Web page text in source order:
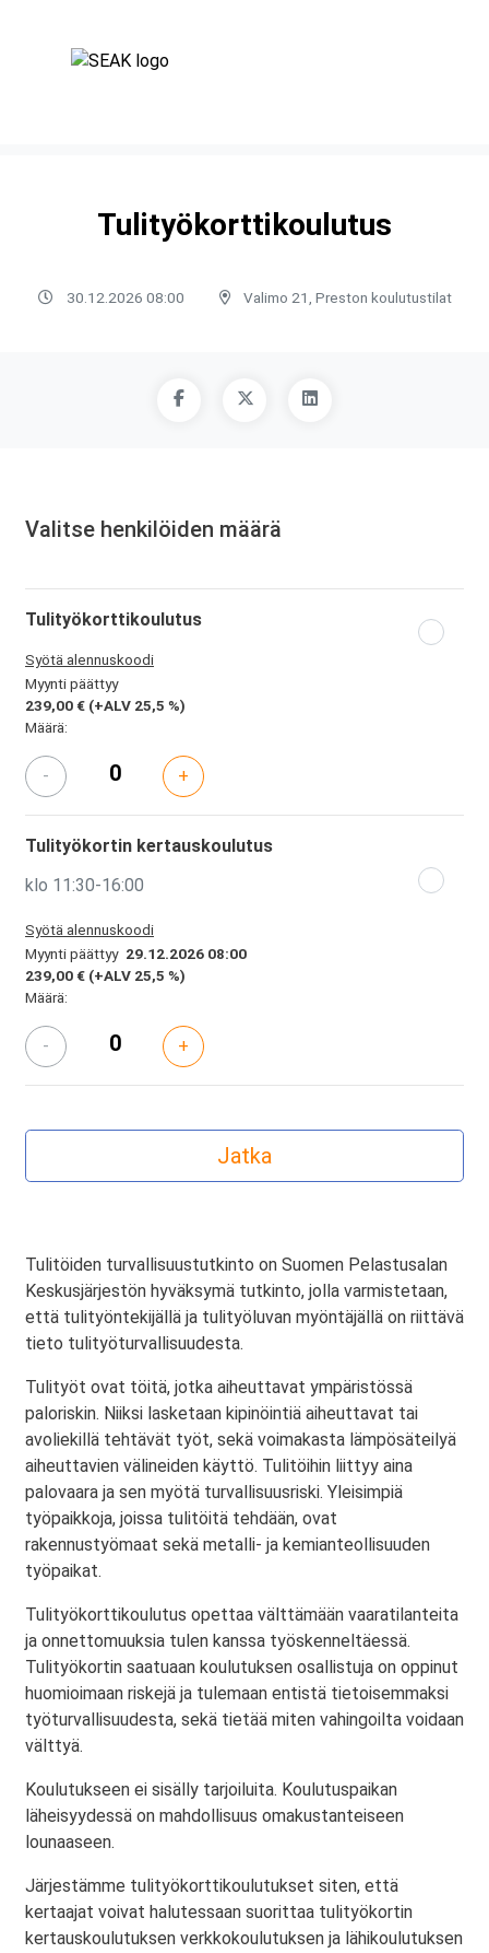
Tulityökorttikoulutus
30.12.2026 08:00 Valimo 21, Preston koulutustilat
Valitse henkilöiden määrä
Tulityökorttikoulutus
Syötä alennuskoodi
Myynti päättyy
239,00 € (+ALV 25,5 %)
Määrä:
- +
Tulityökortin kertauskoulutus
klo 11:30-16:00
Syötä alennuskoodi
Myynti päättyy 29.12.2026 08:00
239,00 € (+ALV 25,5 %)
Määrä:
- +
Tulitöiden turvallisuustutkinto on Suomen Pelastusalan
Keskusjärjestön hyväksymä tutkinto, jolla varmistetaan,
että tulityöntekijällä ja tulityöluvan myöntäjällä on riittävä
tieto tulityöturvallisuudesta.
Tulityöt ovat töitä, jotka aiheuttavat ympäristössä
paloriskin. Niiksi lasketaan kipinöintiä aiheuttavat tai
avoliekillä tehtävät työt, sekä voimakasta lämpösäteilyä
aiheuttavien välineiden käyttö. Tulitöihin liittyy aina
palovaara ja sen myötä turvallisuusriski. Yleisimpiä
työpaikkoja, joissa tulitöitä tehdään, ovat
rakennustyömaat sekä metalli- ja kemianteollisuuden
työpaikat.
Tulityökorttikoulutus opettaa välttämään vaaratilanteita
ja onnettomuuksia tulen kanssa työskenneltäessä.
Tulityökortin saatuaan koulutuksen osallistuja on oppinut
huomioimaan riskejä ja tulemaan entistä tietoisemmaksi
työturvallisuudesta, sekä tietää miten vahingoilta voidaan
välttyä.
Koulutukseen ei sisälly tarjoiluita. Koulutuspaikan
läheisyydessä on mahdollisuus omakustanteiseen
lounaaseen.
Järjestämme tulityökorttikoulutukset siten, että
kertaajat voivat halutessaan suorittaa tulityökortin
kertauskoulutuksen verkkokoulutuksen ja lähikoulutuksen